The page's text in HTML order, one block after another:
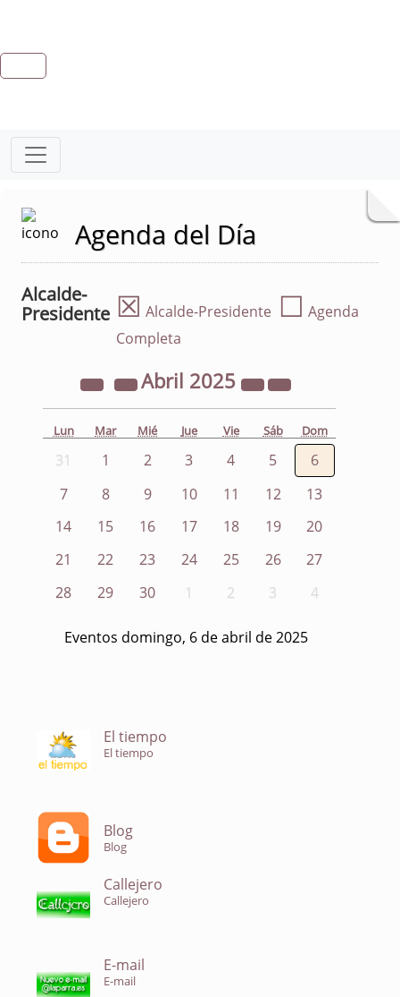
Agenda del Día
Alcalde-
Presidente ☒ Alcalde-Presidente ☐ Agenda
Completa
Abril 2025
Lun Mar Mié Jue Vie Sáb Dom
31 1 2 3 4 5
6
7
8 9 10 11 12
13
14
15 16 17 18 19
20
21
22 23 24 25 26
27
28
29 30 1 2 3 4
Eventos domingo, 6 de abril de 2025
El tiempo
El tiempo
Blog
Blog
Callejero
Callejero
E-mail
E-mail